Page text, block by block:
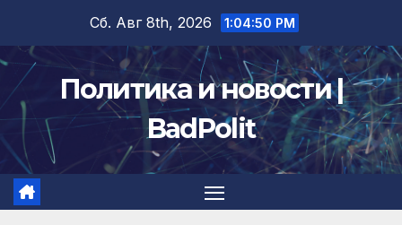
содержимому
Сб. Авг 8th, 2026 1:04:51 PM
Политика и новости |
BadPolit